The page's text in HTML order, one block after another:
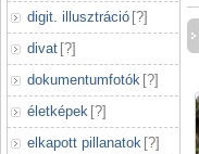
digit. illusztráció [?]
divat [?]
dokumentumfotók [?]
életképek [?]
elkapott pillanatok [?]